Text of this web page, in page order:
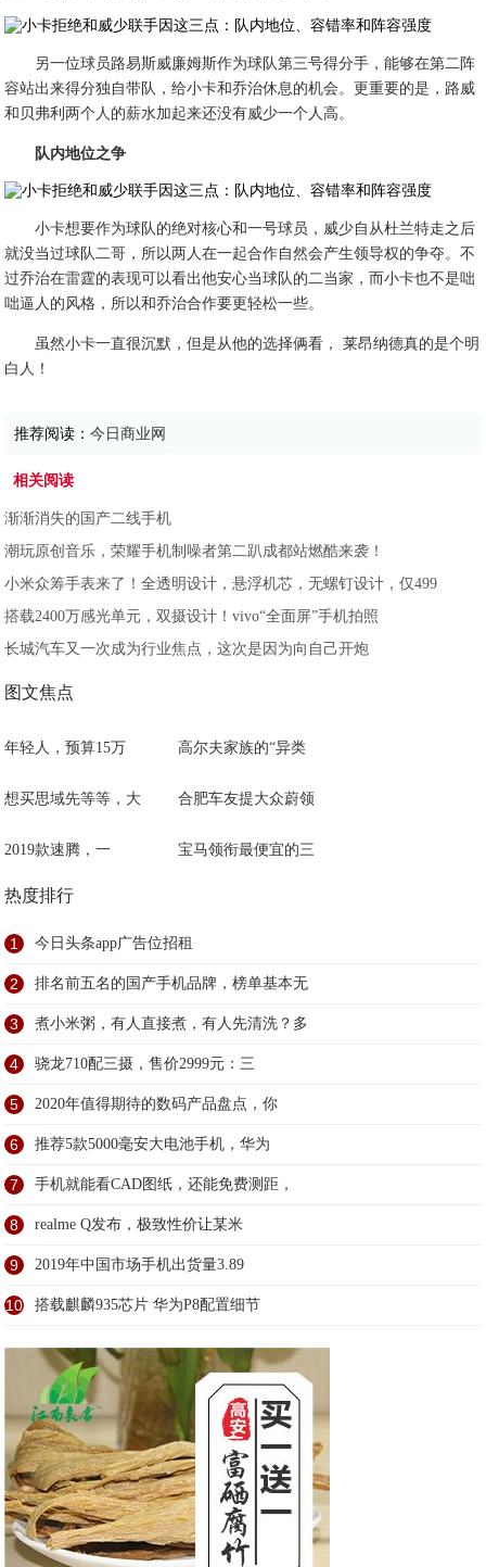
另一位球员路易斯威廉姆斯作为球队第三号得分手，能够在第二阵
容站出来得分独自带队，给小卡和乔治休息的机会。更重要的是，路威
和贝弗利两个人的薪水加起来还没有威少一个人高。
队内地位之争
小卡想要作为球队的绝对核心和一号球员，威少自从杜兰特走之后
就没当过球队二哥，所以两人在一起合作自然会产生领导权的争夺。不
过乔治在雷霆的表现可以看出他安心当球队的二当家，而小卡也不是咄
咄逼人的风格，所以和乔治合作要更轻松一些。
虽然小卡一直很沉默，但是从他的选择俩看， 莱昂纳德真的是个明
白人！
推荐阅读：今日商业网
相关阅读
渐渐消失的国产二线手机
潮玩原创音乐，荣耀手机制噪者第二趴成都站燃酷来袭！
小米众筹手表来了！全透明设计，悬浮机芯，无螺钉设计，仅499
搭载2400万感光单元，双摄设计！vivo“全面屏”手机拍照
长城汽车又一次成为行业焦点，这次是因为向自己开炮
图文焦点
年轻人，预算15万 高尔夫家族的“异类
想买思域先等等，大 合肥车友提大众蔚领
2019款速腾，一 宝马领衔最便宜的三
热度排行
1 今日头条app广告位招租
2 排名前五名的国产手机品牌，榜单基本无
3 煮小米粥，有人直接煮，有人先清洗？多
4 骁龙710配三摄，售价2999元：三
5 2020年值得期待的数码产品盘点，你
6 推荐5款5000毫安大电池手机，华为
7 手机就能看CAD图纸，还能免费测距，
8 realme Q发布，极致性价让某米
9 2019年中国市场手机出货量3.89
10 搭载麒麟935芯片 华为P8配置细节